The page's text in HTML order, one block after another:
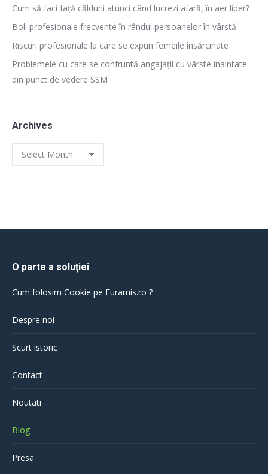
Cum să faci față căldurii atunci când lucrezi afară, în aer liber?
Boli profesionale frecvente în rândul persoanelor în vârstă
Riscuri profesionale la care se expun femeile însărcinate
Problemele cu care se confruntă angajații cu vârste înaintate
din punct de vedere SSM
Archives
Archives
O parte a soluţiei
Cum folosim Cookie pe Euramis.ro ?
Despre noi
Scurt istoric
Contact
Noutati
Blog
Presa